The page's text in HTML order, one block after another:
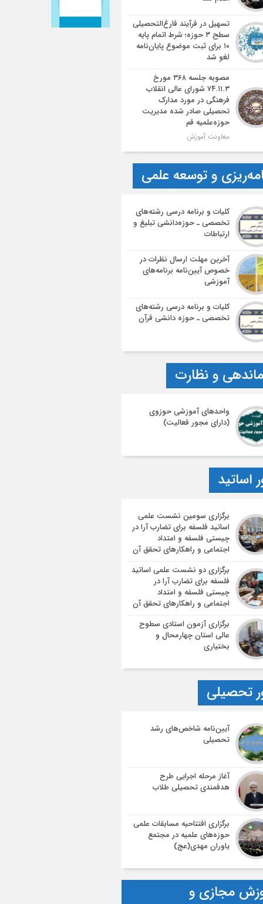
تسهیل در فرآیند فارغ‌التحصیلی
سطح ۳ حوزه؛ شرط اتمام پایه
۱۰ برای ثبت موضوع پایان‌نامه
لغو شد
مصوبه جلسه ۳۶۸ مورخ
۷۴.۱۱.۳ شورای عالی انقلاب
فرهنگی در مورد مدارک
تحصیلی صادر شده مدیریت
حوزه‌علمیه قم
معاونت آموزش
و توسعه علمی
کلیات و برنامه درسی رشته‌های
تخصصی ـ حوزه‌دانشی تبلیغ و
ارتباطات
آخرین مهلت ارسال نظرات در
خصوص آیین‌نامه‌ برنامه‌های
آموزشی
کلیات و برنامه درسی رشته‌های
تخصصی ـ حوزه دانشی قرآن
و نظارت
واحدهای آموزشی حوزوی
(دارای مجور فعالیت)
اساتید
برگزاری سومین نشست علمی
اساتید فلسفه برای تضارب آرا در
چیستی فلسفه و امتداد
اجتماعی و راهکارهای تحقق آن
برگزاری دو نشست علمی اساتید
فلسفه برای تضارب آرا در
چیستی فلسفه و امتداد
اجتماعی و راهکارهای تحقق آن
برگزاری آزمون استادی سطوح
عالی استان چهارمحال و
بختیاری
تحصیلی
آیین‌نامه شاخص‌های رشد
تحصیلی
آغاز مرحله اجرایی طرح
هدفمندی تحصیلی طلاب
برگزاری افتتاحیه مسابقات علمی
حوزه‌های علمیه در مجتمع
یاوران مهدی(عج)
مجازی و